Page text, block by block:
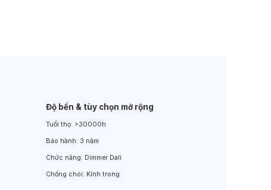
Độ bền & tùy chọn mở rộng
Tuổi thọ: >30000h
Bảo hành: 3 năm
Chức năng: Dimmer Dali
Chống chói: Kính trong